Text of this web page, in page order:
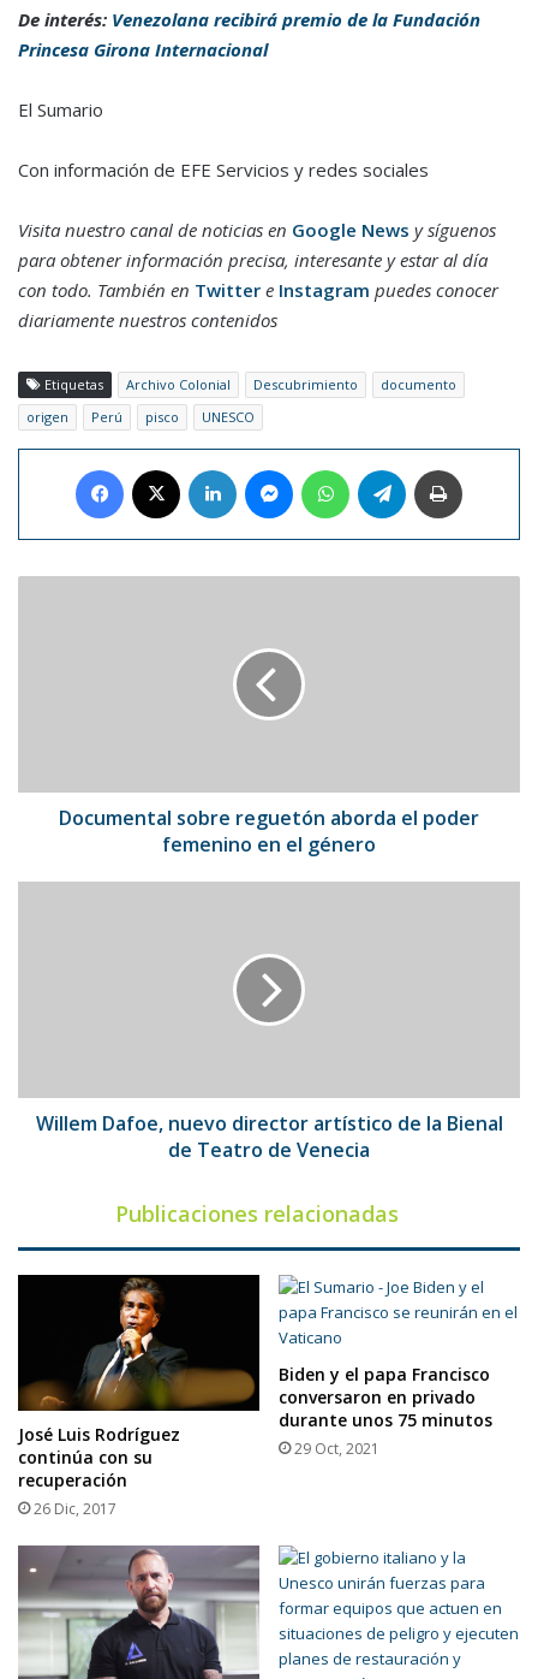
De interés: Venezolana recibirá premio de la Fundación
Princesa Girona Internacional
El Sumario
Con información de EFE Servicios y redes sociales
Visita nuestro canal de noticias en Google News y síguenos
para obtener información precisa, interesante y estar al día
con todo. También en Twitter e Instagram puedes conocer
diariamente nuestros contenidos
Etiquetas Archivo Colonial Descubrimiento
documento
origen
Perú pisco UNESCO
Facebook LinkedIn MessengerWhatsAppTelegram
el
géneroDocumental sobre reguetón aborda el poder
femenino en el género
de
Teatro
Willem Dafoe, nuevo director artístico de la Bienal
de Teatro de Venecia
Publicaciones relacionadas
José Luis Rodríguez
continúa con su
recuperación
26 Dic, 2017
Biden y el papa Francisco
conversaron en privado
durante unos 75 minutos
29 Oct, 2021